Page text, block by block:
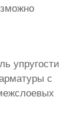
упругости
с